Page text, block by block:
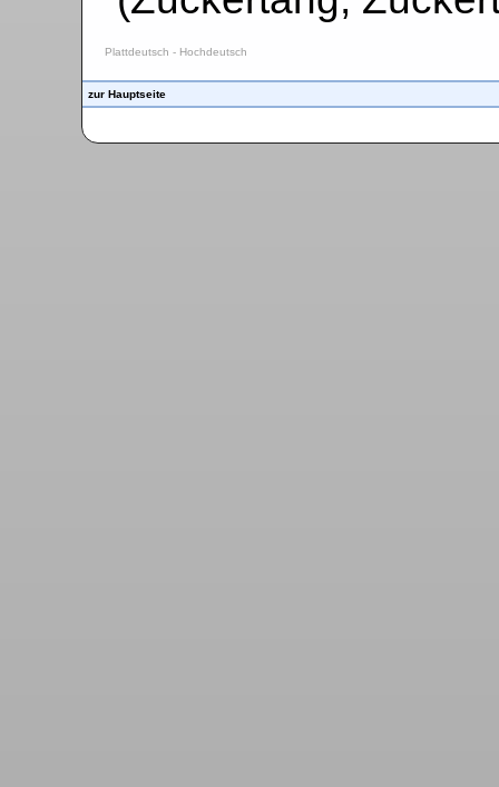
Plattdeutsch - Hochdeutsch
zur Hauptseite